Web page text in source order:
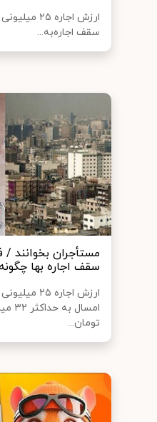
سقف اجاره‌به...
مستأجران بخوانند /
سقف اجاره‌ بها
ارزش اجاره
تومان...